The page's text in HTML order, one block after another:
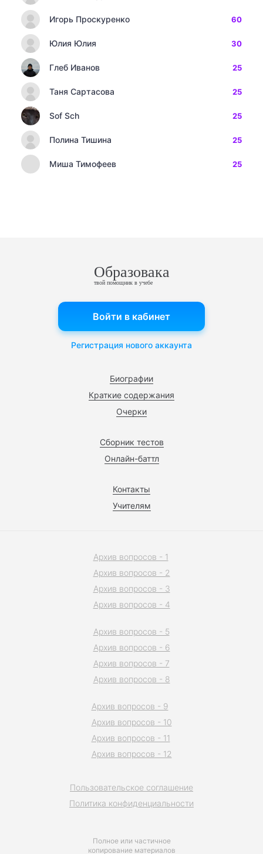
Игорь Проскуренко 60
Юлия Юлия 30
Глеб Иванов 25
Таня Сартасова 25
Sof Sch 25
Полина Тишина 25
Миша Тимофеев 25
Образовака
твой помощник в учебе
Биографии
Краткие содержания
Очерки
Сборник тестов
Онлайн-баттл
Контакты
Учителям
Войти в кабинет
Регистрация нового аккаунта
Полное или частичное
копирование материалов
Пользовательское соглашение
Политика конфиденциальности
Архив вопросов - 1
Архив вопросов - 2
Архив вопросов - 3
Архив вопросов - 4
Архив вопросов - 5
Архив вопросов - 6
Архив вопросов - 7
Архив вопросов - 8
Архив вопросов - 9
Архив вопросов - 10
Архив вопросов - 11
Архив вопросов - 12